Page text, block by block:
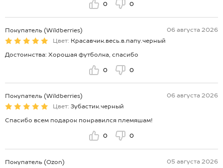
0 0
Покупатель (Wildberries)
06 августа 2026
Цвет: Красавчик.весь.в.папу.черный
Достоинства: Хорошая футболка, спасибо
0 0
Покупатель (Wildberries)
06 августа 2026
Цвет: Зубастик.черный
Спасибо всем подарок понравился племяшам!
0 0
Покупатель (Ozon)
05 августа 2026